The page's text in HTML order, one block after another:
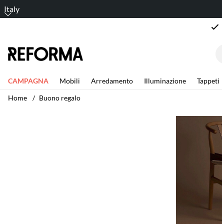
Italy
CAMPAGNA Mobili Arredamento Illuminazione Tappeti
Home
Buono regalo